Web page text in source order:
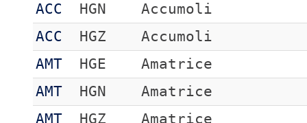
ACC
HGN
Accumoli
ACC
HGZ
Accumoli
AMT
HGE
Amatrice
AMT
HGN
Amatrice
AMT
HGZ
Amatrice